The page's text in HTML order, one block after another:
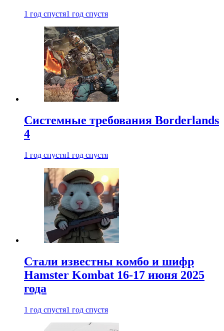
1 год спустя1 год спустя
Системные требования Borderlands
4
1 год спустя1 год спустя
Стали известны комбо и шифр
Hamster Kombat 16-17 июня 2025
года
1 год спустя1 год спустя